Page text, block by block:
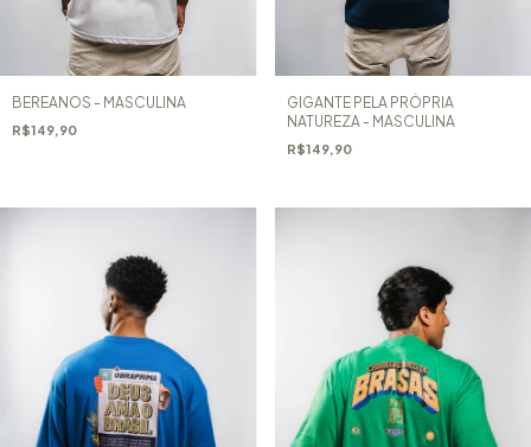
BEREANOS - MASCULINA
R$149,90
GIGANTE PELA PRÓPRIA
NATUREZA - MASCULINA
R$149,90